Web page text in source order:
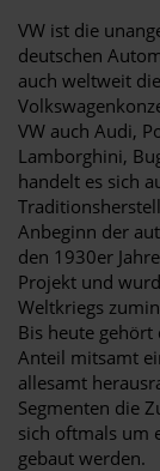
VW ist die
deutschen
auch weltweit
VW auch Audi,
Lamborghini,
handelt es sich
Anbeginn der
den 1930er
Projekt und
Weltkriegs
Bis heute gehört
Anteil mitsamt
allesamt
Segmenten die
sich oftmals um
gebaut werden.